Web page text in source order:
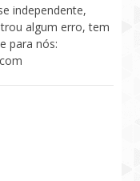
independente,
algum erro, tem
para nós: